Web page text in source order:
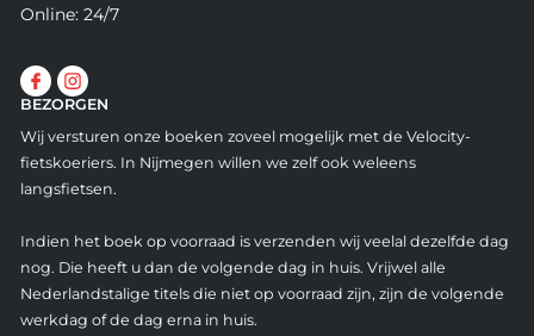
Online: 24/7
BEZORGEN
Wij versturen onze boeken zoveel mogelijk met de Velocity-
fietskoeriers. In Nijmegen willen we zelf ook weleens
langsfietsen.
Indien het boek op voorraad is verzenden wij veelal dezelfde dag
nog. Die heeft u dan de volgende dag in huis. Vrijwel alle
Nederlandstalige titels die niet op voorraad zijn, zijn de volgende
werkdag of de dag erna in huis.